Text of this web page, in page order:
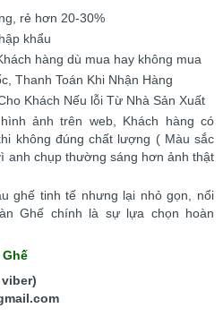
rẻ hơn 20-30%
khẩu
hàng dù mua hay không mua
Thanh Toán Khi Nhận Hàng
Khách Nếu lỗi Từ Nhà Sản Xuất
ảnh trên web, Khách hàng có
không đúng chất lượng ( Màu sắc
anh chụp thường sáng hơn ảnh thật
ghế tinh tế nhưng lại nhỏ gọn, nổi
Ghế chính là sự lựa chọn hoàn